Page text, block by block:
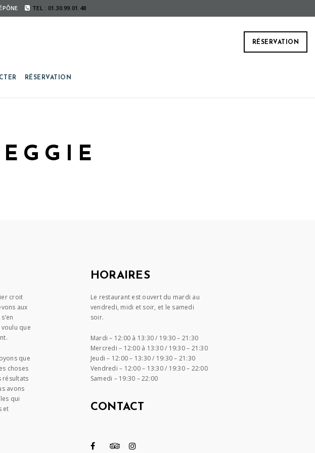
TEL : 01.30.99.01.48
RÉSERVATION
RÉSERVATION
croit
aux
que
que
choses
résultats
avons
qui
et
HORAIRES
Le restaurant est ouvert du mardi au
vendredi, midi et soir, et le samedi
soir.
Mardi – 12:00 à 13:30 / 19:30 – 21:30
Mercredi – 12:00 à 13:30 / 19:30 – 21:30
Jeudi – 12:00 – 13:30 / 19:30 – 21:30
Vendredi – 12:00 – 13:30 / 19:30 – 22:00
Samedi – 19:30 – 22:00
CONTACT